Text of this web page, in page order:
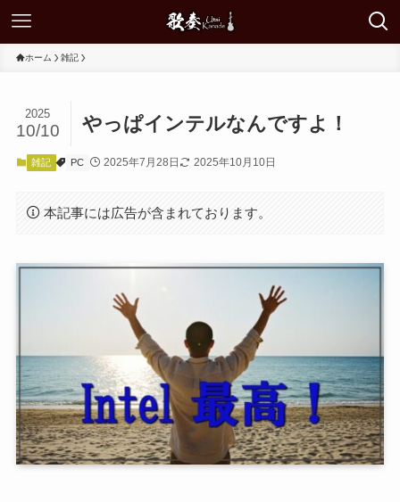
ホーム 雑記
やっぱインテルなんですよ！
2025
10/10
雑記 PC 2025年7月28日 2025年10月10日
本記事には広告が含まれております。